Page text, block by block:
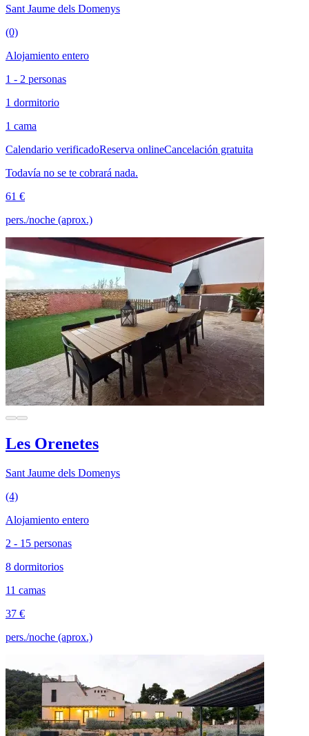
Sant Jaume dels Domenys
(0)
Alojamiento entero
1 - 2 personas
1 dormitorio
1 cama
Calendario verificadoReserva onlineCancelación gratuita
Todavía no se te cobrará nada.
61 €
pers./noche (aprox.)
Les Orenetes
Sant Jaume dels Domenys
(4)
Alojamiento entero
2 - 15 personas
8 dormitorios
11 camas
37 €
pers./noche (aprox.)